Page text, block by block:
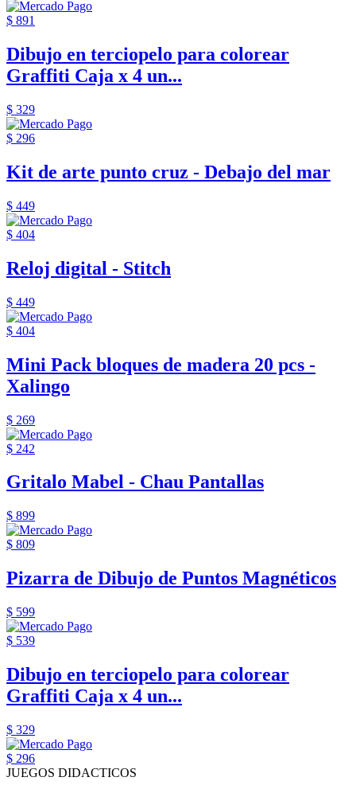
$ 891
Dibujo en terciopelo para colorear
Graffiti Caja x 4 un...
$ 329
$ 296
Kit de arte punto cruz - Debajo del mar
$ 449
$ 404
Reloj digital - Stitch
$ 449
$ 404
Mini Pack bloques de madera 20 pcs -
Xalingo
$ 269
$ 242
Gritalo Mabel - Chau Pantallas
$ 899
$ 809
Pizarra de Dibujo de Puntos Magnéticos
$ 599
$ 539
Dibujo en terciopelo para colorear
Graffiti Caja x 4 un...
$ 329
$ 296
JUEGOS DIDACTICOS